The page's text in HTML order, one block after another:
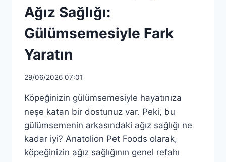
Ağız Sağlığı:
Gülümsemesiyle Fark
Yaratın
29/06/2026 07:01
Köpeğinizin gülümsemesiyle hayatınıza
neşe katan bir dostunuz var. Peki, bu
gülümsemenin arkasındaki ağız sağlığı ne
kadar iyi? Anatolion Pet Foods olarak,
köpeğinizin ağız sağlığının genel refahı